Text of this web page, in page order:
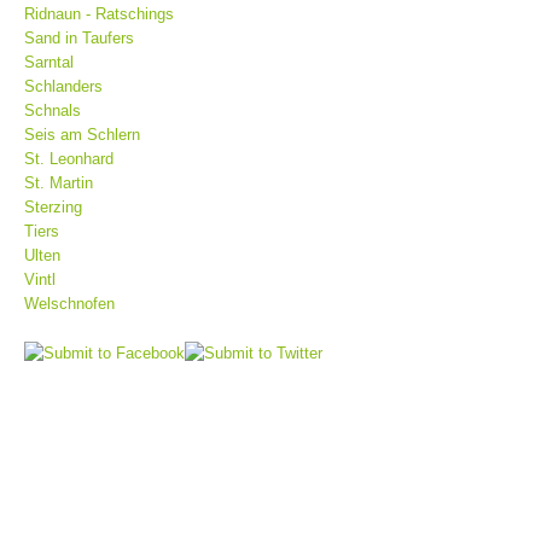
Bergrettungsstellen
Ridnaun - Ratschings
Sand in Taufers
Sarntal
Schlanders
Schnals
Seis am Schlern
St. Leonhard
St. Martin
Sterzing
Tiers
Ulten
Vintl
Welschnofen